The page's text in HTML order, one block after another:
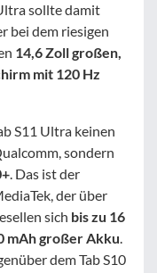
sollte damit
bei dem riesigen
14,6 Zoll großen,
mit 120 Hz
S11 Ultra keinen
sondern
. Das ist der
der über
sich bis zu 16
mAh großer Akku.
dem Tab S10